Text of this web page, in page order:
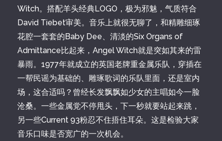
Witch。搭配羊头经典LOGO，极为邪魅，气质符合
David Tiebet审美。音乐上就很无聊了，和精雕细琢
花腔一套套的Baby Dee、清淡的Six Organs of
Admittance比起来，Angel Witch就是突如其来的雷
暴雨。1977年就成立的英国老牌重金属乐队，穿插在
一帮民谣为基础的、雕琢歌词的乐队里面，还是室内
场，这合适吗？曾经长发飘飘如少女的主唱如今一脸
沧桑。一些金属党不停甩头，下一秒就要站起来跳，
另一些Current 93粉忍不住捂住耳朵。这是检验大家
音乐口味是否宽广的一次机会。